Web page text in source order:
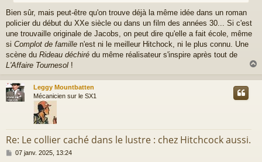
g
e
Bien sûr, mais peut-être qu'on trouve déjà la même idée dans un roman
policier du début du XXe siècle ou dans un film des années 30... Si c'est
une trouvaille originale de Jacobs, on peut dire qu'elle a fait école, même
si Complot de famille n'est ni le meilleur Hitchock, ni le plus connu. Une
scène du Rideau déchiré du même réalisateur s'inspire après tout de
L'Affaire Tournesol !
u
Leggy Mountbatten
Mécanicien sur le SX1
Re: Le collier caché dans le lustre : chez Hitchcock aussi.
M
07 janv. 2025, 13:24